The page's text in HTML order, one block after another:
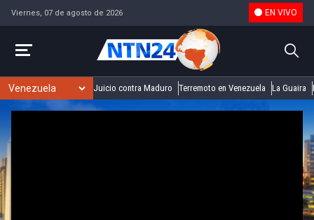
Viernes, 07 de agosto de 2026 EN VIVO
Juicio contra Maduro Terremoto en Venezuela La Guaira